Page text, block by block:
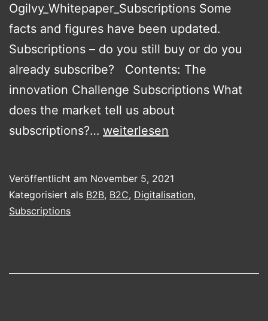
Ogilvy_Whitepaper_Subscriptions Some
facts and figures have been updated.
Subscriptions – do you still buy or do you
already subscribe? Contents: The
innovation Challenge Subscriptions What
does the market tell us about
subscriptions?… Subscriptions
business
future.
weiterlesen
Veröffentlicht am November 5, 2021
Kategorisiert als B2B, B2C, Digitalisation,
Subscriptions